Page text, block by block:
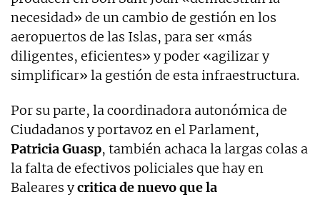
necesidad» de un cambio de gestión en los
aeropuertos de las Islas, para ser «más
diligentes, eficientes» y poder «agilizar y
simplificar» la gestión de esta infraestructura.
Por su parte, la coordinadora autonómica de
Ciudadanos y portavoz en el Parlament,
Patricia Guasp, también achaca la largas colas a
la falta de efectivos policiales que hay en
Baleares ycritica de nuevo que la